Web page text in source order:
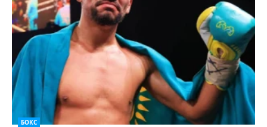
БОКС